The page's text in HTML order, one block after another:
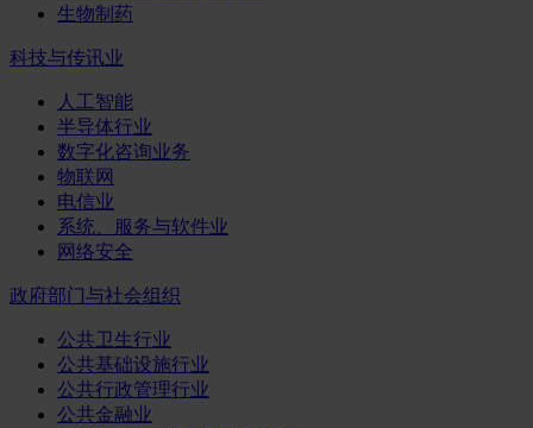
生物制药
科技与传讯业
人工智能
半导体行业
数字化咨询业务
物联网
电信业
系统、服务与软件业
网络安全
政府部门与社会组织
公共卫生行业
公共基础设施行业
公共行政管理行业
公共金融业